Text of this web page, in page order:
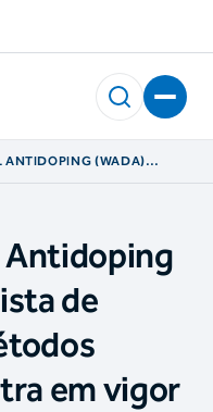
ANTIDOPING (WADA)
Antidoping
de
em vigor